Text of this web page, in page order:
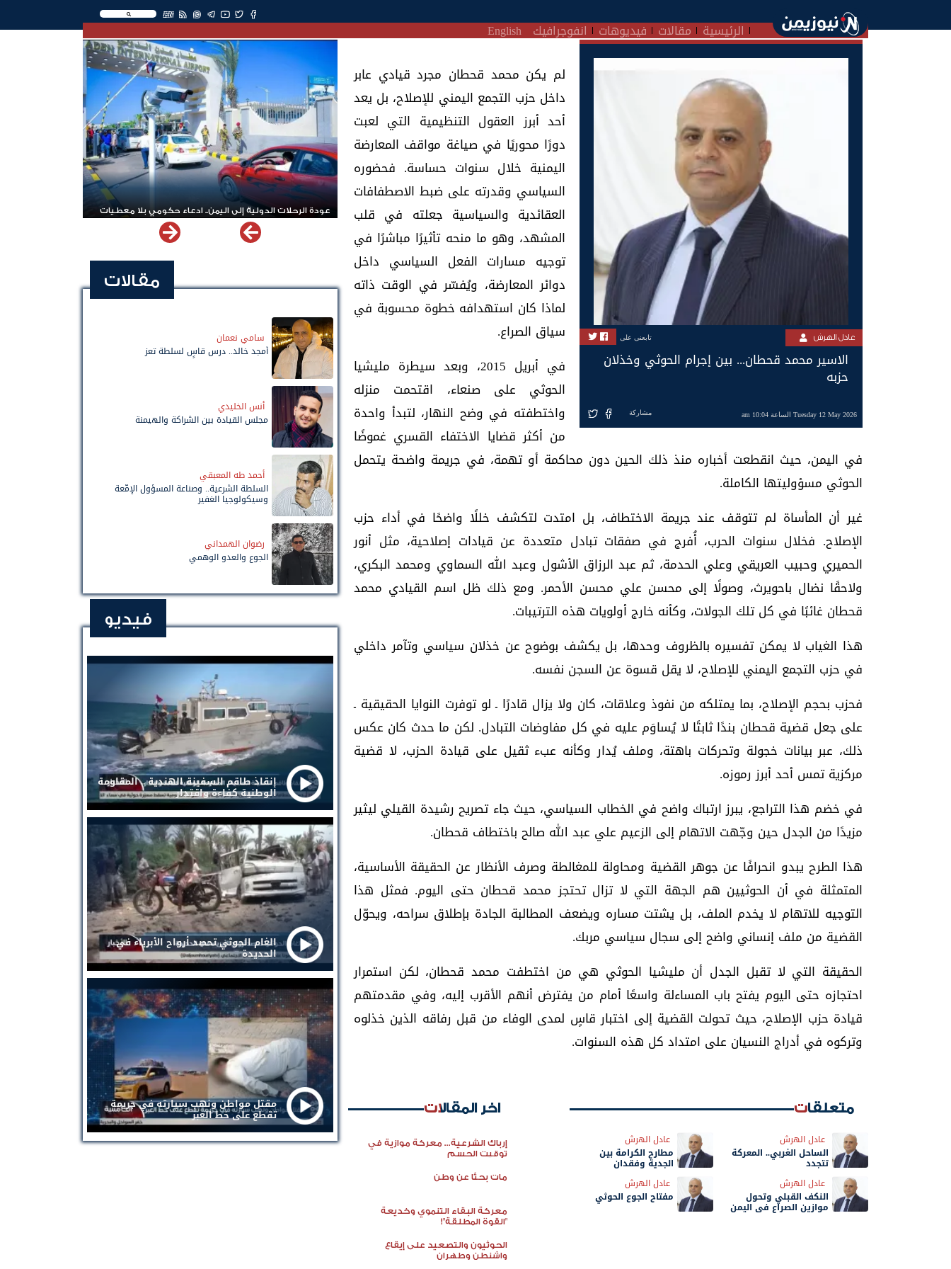
EN
الرئيسية مقالات فيديوهات انفوجرافيك English
عادل الهرش تابعنى على
الاسير محمد قحطان... بين إجرام الحوثي وخذلان
حزبه
Tuesday 12 May 2026 الساعة 10:04 am مشاركة
لم يكن محمد قحطان مجرد قيادي عابر
داخل حزب التجمع اليمني للإصلاح، بل يعد
أحد أبرز العقول التنظيمية التي لعبت
دورًا محوريًا في صياغة مواقف المعارضة
اليمنية خلال سنوات حساسة. فحضوره
السياسي وقدرته على ضبط الاصطفافات
العقائدية والسياسية جعلته في قلب
المشهد، وهو ما منحه تأثيرًا مباشرًا في
توجيه مسارات الفعل السياسي داخل
دوائر المعارضة، ويُفسّر في الوقت ذاته
لماذا كان استهدافه خطوة محسوبة في
سياق الصراع.
في أبريل 2015، وبعد سيطرة مليشيا
الحوثي على صنعاء، اقتحمت منزله
واختطفته في وضح النهار، لتبدأ واحدة
من أكثر قضايا الاختفاء القسري غموضًا
في اليمن، حيث انقطعت أخباره منذ ذلك الحين دون محاكمة أو تهمة، في جريمة واضحة يتحمل
الحوثي مسؤوليتها الكاملة.
غير أن المأساة لم تتوقف عند جريمة الاختطاف، بل امتدت لتكشف خللًا واضحًا في أداء حزب
الإصلاح. فخلال سنوات الحرب، أُفرج في صفقات تبادل متعددة عن قيادات إصلاحية، مثل أنور
الحميري وحبيب العريقي وعلي الحدمة، ثم عبد الرزاق الأشول وعبد الله السماوي ومحمد البكري،
ولاحقًا نضال باحويرث، وصولًا إلى محسن علي محسن الأحمر. ومع ذلك ظل اسم القيادي محمد
قحطان غائبًا في كل تلك الجولات، وكأنه خارج أولويات هذه الترتيبات.
هذا الغياب لا يمكن تفسيره بالظروف وحدها، بل يكشف بوضوح عن خذلان سياسي وتآمر داخلي
في حزب التجمع اليمني للإصلاح، لا يقل قسوة عن السجن نفسه.
فحزب بحجم الإصلاح، بما يمتلكه من نفوذ وعلاقات، كان ولا يزال قادرًا ـ لو توفرت النوايا الحقيقية ـ
على جعل قضية قحطان بندًا ثابتًا لا يُساوَم عليه في كل مفاوضات التبادل. لكن ما حدث كان عكس
ذلك، عبر بيانات خجولة وتحركات باهتة، وملف يُدار وكأنه عبء ثقيل على قيادة الحزب، لا قضية
مركزية تمس أحد أبرز رموزه.
في خضم هذا التراجع، يبرز ارتباك واضح في الخطاب السياسي، حيث جاء تصريح رشيدة القيلي ليثير
مزيدًا من الجدل حين وجّهت الاتهام إلى الزعيم علي عبد الله صالح باختطاف قحطان.
هذا الطرح يبدو انحرافًا عن جوهر القضية ومحاولة للمغالطة وصرف الأنظار عن الحقيقة الأساسية،
المتمثلة في أن الحوثيين هم الجهة التي لا تزال تحتجز محمد قحطان حتى اليوم. فمثل هذا
التوجيه للاتهام لا يخدم الملف، بل يشتت مساره ويضعف المطالبة الجادة بإطلاق سراحه، ويحوّل
القضية من ملف إنساني واضح إلى سجال سياسي مربك.
الحقيقة التي لا تقبل الجدل أن مليشيا الحوثي هي من اختطفت محمد قحطان، لكن استمرار
احتجازه حتى اليوم يفتح باب المساءلة واسعًا أمام من يفترض أنهم الأقرب إليه، وفي مقدمتهم
قيادة حزب الإصلاح، حيث تحولت القضية إلى اختبار قاسٍ لمدى الوفاء من قبل رفاقه الذين خذلوه
وتركوه في أدراج النسيان على امتداد كل هذه السنوات.
متعلقات
عادل الهرش
الساحل الغربي.. المعركة
تتجدد
عادل الهرش
مطارح الكرامة بين
الجدية وفقدان
عادل الهرش
النكف القبلي وتحول
موازين الصراع في اليمن
عادل الهرش
مفتاح الجوع الحوثي
اخر المقالات
إرباك الشرعية... معركة موازية في
توقيت الحسم
مات بحثًا عن وطن
معركة البقاء التنموي وخديعة
"القوة المطلقة"!
الحوثيون والتصعيد على إيقاع
واشنطن وطهران
عودة الرحلات الدولية إلى اليمن.. ادعاء حكومي بلا معطيات
مقالات
سامي نعمان
أمجد خالد.. درس قاسٍ لسلطة تعز
أنس الخليدي
مجلس القيادة بين الشراكة والهيمنة
أحمد طه المعبقي
السلطة الشرعية.. وصناعة المسؤول الإمّعة
وسيكولوجيا الغفير
رضوان الهمداني
الجوع والعدو الوهمي
فيديو
إنقاذ طاقم السفينة الهندية .. المقاومة
الوطنية كفاءة واقتدار
الغام الحوثي تحصد أرواح الأبرياء في
الحديدة
مقتل مواطن ونهب سيارته في جريمة
تقطع على خط العبر